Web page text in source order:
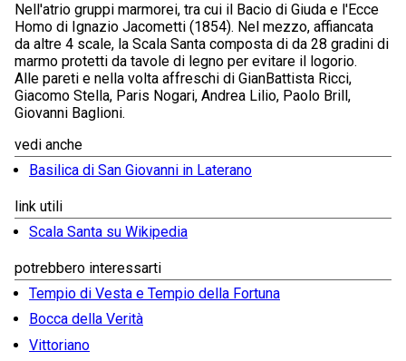
Nell'atrio gruppi marmorei, tra cui il Bacio di Giuda e l'Ecce
Homo di Ignazio Jacometti (1854). Nel mezzo, affiancata
da altre 4 scale, la Scala Santa composta di da 28 gradini di
marmo protetti da tavole di legno per evitare il logorio.
Alle pareti e nella volta affreschi di GianBattista Ricci,
Giacomo Stella, Paris Nogari, Andrea Lilio, Paolo Brill,
Giovanni Baglioni.
vedi anche
Basilica di San Giovanni in Laterano
link utili
Scala Santa su Wikipedia
potrebbero interessarti
Tempio di Vesta e Tempio della Fortuna
Bocca della Verità
Vittoriano